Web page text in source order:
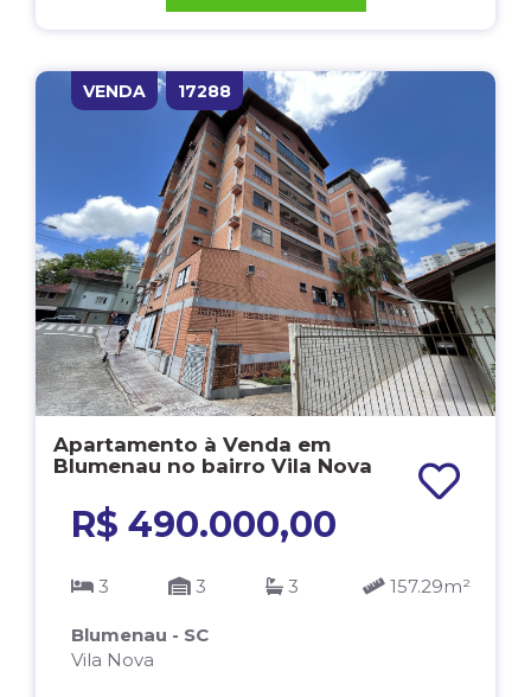
VENDA 17288
Apartamento à Venda em
Blumenau no bairro Vila Nova
R$ 490.000,00
3 3 3 157.29m²
Blumenau - SC
Vila Nova